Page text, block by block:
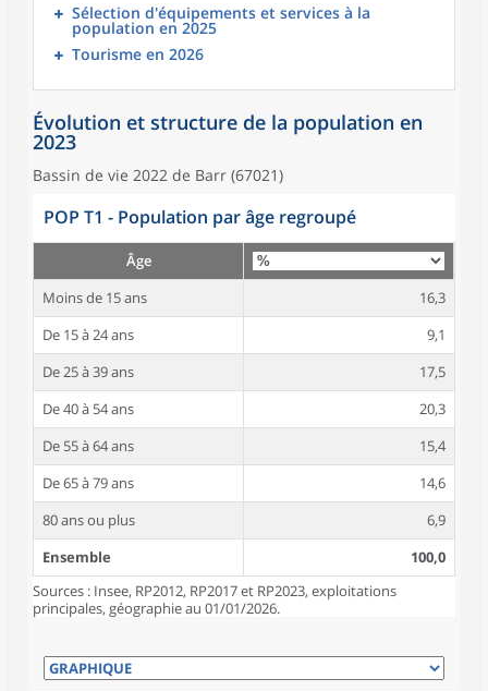
Sélection d'équipements et services à la
population en 2025
Tourisme en 2026
Évolution et structure de la population en
2023
Bassin de vie 2022 de Barr (67021)
POP T1 - Population par âge regroupé
Âge
Moins de 15 ans
16,3
De 15 à 24 ans
9,1
De 25 à 39 ans
17,5
De 40 à 54 ans
20,3
De 55 à 64 ans
15,4
De 65 à 79 ans
14,6
80 ans ou plus
6,9
Ensemble
100,0
Sources : Insee, RP2012, RP2017 et RP2023, exploitations
principales, géographie au 01/01/2026.